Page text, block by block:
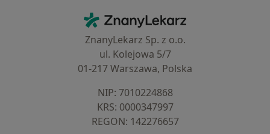
ZnanyLekarz - Strona główna
ZnanyLekarz Sp. z o.o.
ul. Kolejowa 5/7
01-217 Warszawa, Polska
NIP: ⁠7010224868
KRS: ⁠0000347997
REGON: ⁠142276657